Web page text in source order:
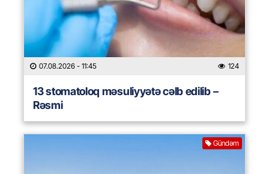
07.08.2026 - 11:45 124
13 stomatoloq məsuliyyətə cəlb edilib –
Rəsmi
Gündəm